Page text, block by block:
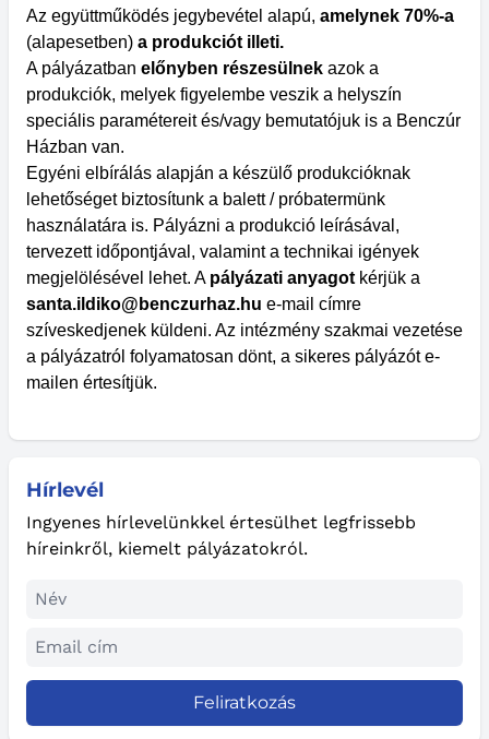
Hírlevél
Ingyenes hírlevelünkkel értesülhet legfrissebb
híreinkről, kiemelt pályázatokról.
Feliratkozás
Az együttműködés jegybevétel alapú, amelynek 70%-a
(alapesetben) a produkciót illeti.
A pályázatban előnyben részesülnek azok a
produkciók, melyek figyelembe veszik a helyszín
speciális paramétereit és/vagy bemutatójuk is a Benczúr
Házban van.
Egyéni elbírálás alapján a készülő produkcióknak
lehetőséget biztosítunk a balett / próbatermünk
használatára is. Pályázni a produkció leírásával,
tervezett időpontjával, valamint a technikai igények
megjelölésével lehet. A pályázati anyagot kérjük a
santa.ildiko@benczurhaz.hu e-mail címre
szíveskedjenek küldeni. Az intézmény szakmai vezetése
a pályázatról folyamatosan dönt, a sikeres pályázót e-
mailen értesítjük.